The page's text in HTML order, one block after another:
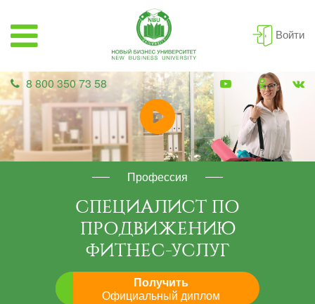
Войти
8 800 350 73 58
Профессия
СПЕЦИАЛИСТ ПО
ПРОДВИЖЕНИЮ
ФИТНЕС-УСЛУГ
Получить
Официальный диплом